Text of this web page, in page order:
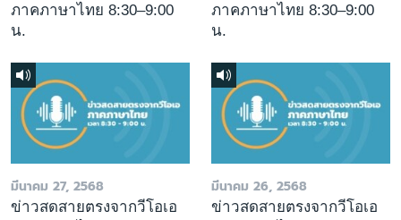
ภาคภาษาไทย 8:30–9:00
น.
ภาคภาษาไทย 8:30–9:00
น.
มีนาคม 27, 2568
ข่าวสดสายตรงจากวีโอเอ
มีนาคม 26, 2568
ข่าวสดสายตรงจากวีโอเอ